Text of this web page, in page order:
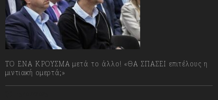
ΤΟ ΕΝΑ ΚΡΟΥΣΜΑ μετά το άλλο! «ΘΑ ΣΠΑΣΕΙ επιτέλους η
μιντιακή ομερτά;»